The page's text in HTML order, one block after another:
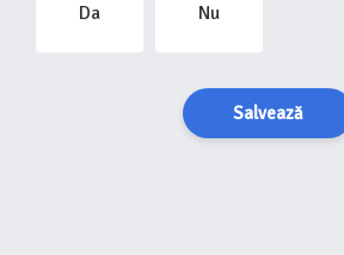
Da Nu
Salvează